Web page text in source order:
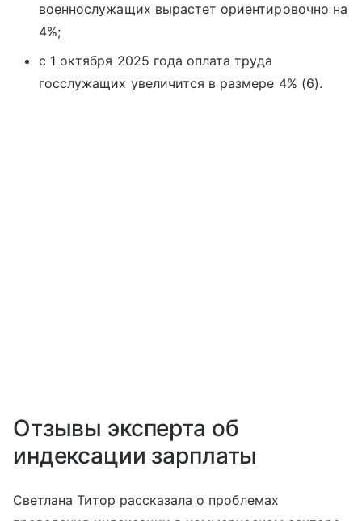
военнослужащих вырастет ориентировочно на
4%;
с 1 октября 2025 года оплата труда
госслужащих увеличится в размере 4% (6).
Отзывы эксперта об
индексации зарплаты
Светлана Титор рассказала о проблемах